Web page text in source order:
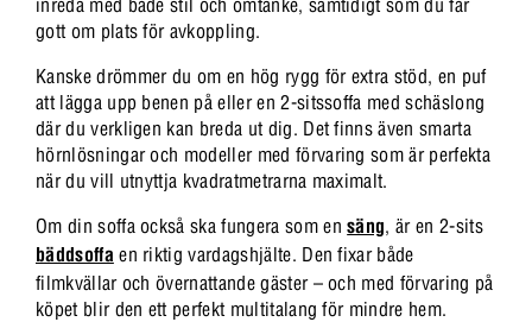
gott om plats för avkoppling.
Kanske drömmer du om en hög rygg för extra stöd, en puf
att lägga upp benen på eller en 2-sitssoffa med schäslong
där du verkligen kan breda ut dig. Det finns även smarta
hörnlösningar och modeller med förvaring som är perfekta
när du vill utnyttja kvadratmetrarna maximalt.
Om din soffa också ska fungera som ensäng, är en 2-sits
bäddsoffa en riktig vardagshjälte. Den fixar både
filmkvällar och övernattande gäster – och med förvaring på
köpet blir den ett perfekt multitalang för mindre hem.